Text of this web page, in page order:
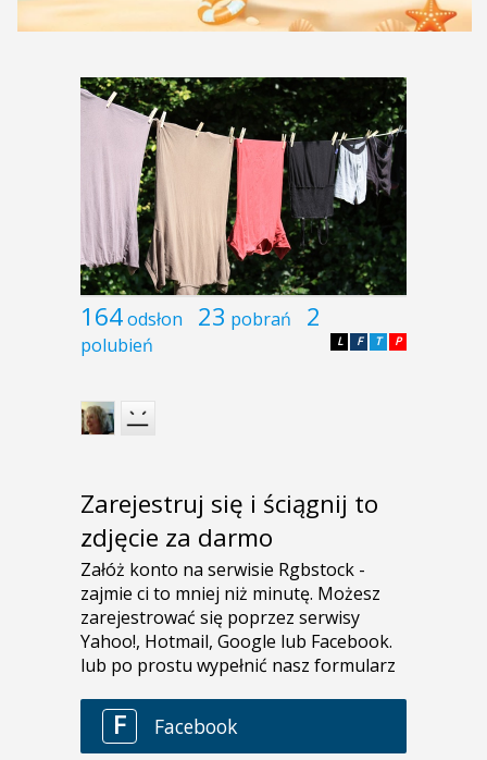
164odsłon 23 pobrań 2
polubień P
T
F
L
Zarejestruj się i ściągnij to
zdjęcie za darmo